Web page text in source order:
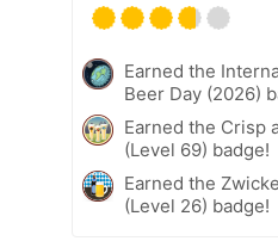
Earned the
Beer Day (2026)
Earned the Crisp
(Level 69) badge!
Earned the
(Level 26) badge!